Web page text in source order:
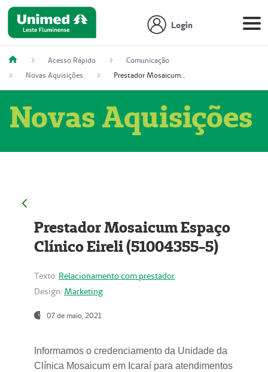
Login
Acesso Rápido
Comunicação
Novas Aquisições
Prestador Mosaicum Espaço Clínico Eireli (51004355-5)
Novas Aquisições
Prestador Mosaicum Espaço
Clínico Eireli (51004355-5)
Texto: Relacionamento com prestador
Design: Marketing
07 de maio, 2021
Informamos o credenciamento da Unidade da
Clínica Mosaicum em Icaraí para atendimentos